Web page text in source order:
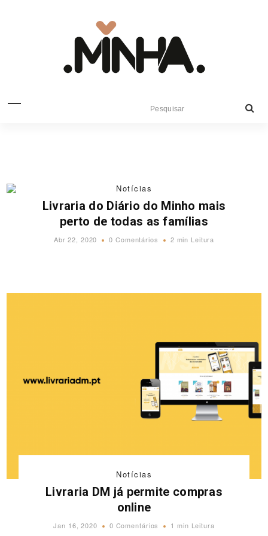
Notícias
Livraria do Diário do Minho mais
perto de todas as famílias
Abr 22, 2020 0 Comentários 2 min Leitura
Notícias
Livraria DM já permite compras
online
Jan 16, 2020 0 Comentários 1 min Leitura